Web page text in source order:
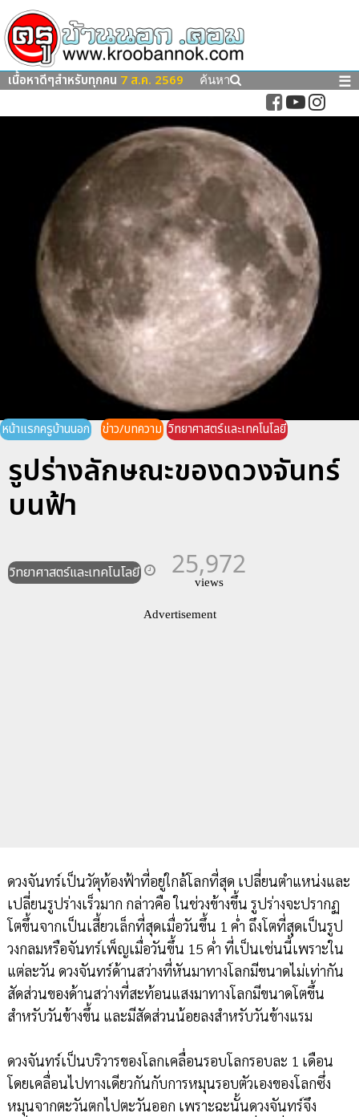
เนื้อหาดีๆสำหรับทุกคน 7 ส.ค. 2569 ค้นหา ☰
หน้าแรกครูบ้านนอก ข่าว/บทความ วิทยาศาสตร์และเทคโนโลยี
รูปร่างลักษณะของดวงจันทร์
บนฟ้า
วิทยาศาสตร์และเทคโนโลยี 25,972
views
Advertisement
ดวงจันทร์เป็นวัตุท้องฟ้าที่อยู่ใกล้โลกที่สุด เปลี่ยนตำแหน่งและ
เปลี่ยนรูปร่างเร็วมาก กล่าวคือ ในช่วงข้างขึ้น รูปร่างจะปรากฏ
โตขึ้นจากเป็นเสี้ยวเล็กที่สุดเมื่อวันขึ้น 1 ค่ำ ถึงโตที่สุดเป็นรูป
วงกลมหรือจันทร์เพ็ญเมื่อวันขึ้น 15 ค่ำ ที่เป็นเช่นนี้เพราะใน
แต่ละวัน ดวงจันทร์ด้านสว่างที่หันมาทางโลกมีขนาดไม่เท่ากัน
สัดส่วนของด้านสว่างที่สะท้อนแสงมาทางโลกมีขนาดโตขึ้น
สำหรับวันข้างขึ้น และมีสัดส่วนน้อยลงสำหรับวันข้างแรม
ดวงจันทร์เป็นบริวารของโลกเคลื่อนรอบโลกรอบละ 1 เดือน
โดยเคลื่อนไปทางเดียวกันกับการหมุนรอบตัวเองของโลกซึ่ง
หมุนจากตะวันตกไปตะวันออก เพราะฉะนั้นดวงจันทร์จึง